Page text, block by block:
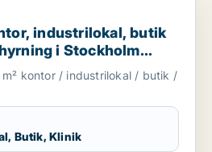
butik eller klinik för
industrilokal, butik
i Stockholm
eller Vasastan
kontor / industrilokal / butik /
Butik, Klinik